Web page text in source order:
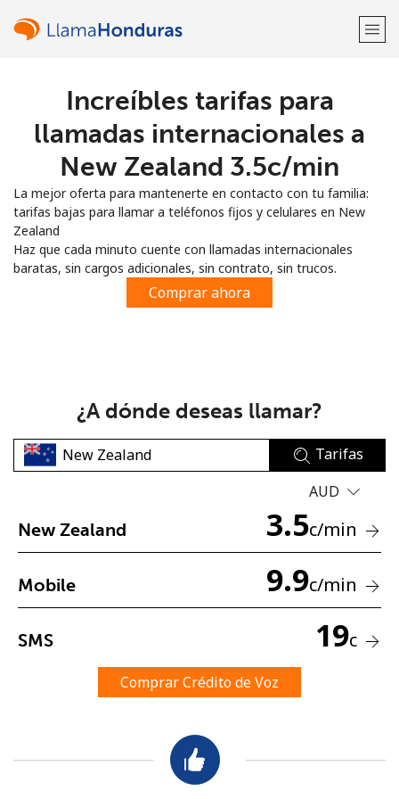
¡Bienvenido!
Regístrate con
o
No se ha creado una contraseña
Una letra mayúscula y una minúscula
Un número
Mantente en contacto para recibir nuestras mejores
Increíbles tarifas para
llamadas internacionales a
New Zealand ⁦3.5c⁩/min
La mejor oferta para mantenerte en contacto con tu familia:
tarifas bajas para llamar a teléfonos fijos y celulares en New
Zealand
Haz que cada minuto cuente con llamadas internacionales
baratas, sin cargos adicionales, sin contrato, sin trucos.
Comprar ahora
¿A dónde deseas llamar?
Tarifas
AUD
New Zealand 3.5c/min
Mobile 9.9c/min
SMS 19c
Comprar Crédito de Voz